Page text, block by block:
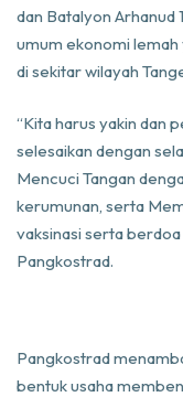
dan Batalyon Arhanud
umum ekonomi
di sekitar wilayah
“Kita harus yakin dan
selesaikan dengan
Mencuci Tangan
kerumunan, serta
vaksinasi serta berdoa
Pangkostrad.
Pangkostrad
bentuk usaha